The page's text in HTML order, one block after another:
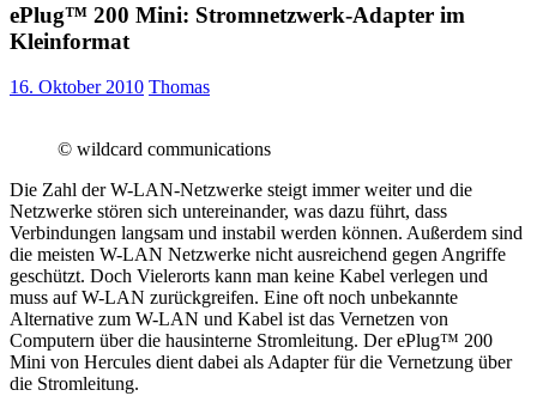
ePlug™ 200 Mini: Stromnetzwerk-Adapter im
Kleinformat
16. Oktober 2010 Thomas
© wildcard communications
Die Zahl der W-LAN-Netzwerke steigt immer weiter und die
Netzwerke stören sich untereinander, was dazu führt, dass
Verbindungen langsam und instabil werden können. Außerdem sind
die meisten W-LAN Netzwerke nicht ausreichend gegen Angriffe
geschützt. Doch Vielerorts kann man keine Kabel verlegen und
muss auf W-LAN zurückgreifen. Eine oft noch unbekannte
Alternative zum W-LAN und Kabel ist das Vernetzen von
Computern über die hausinterne Stromleitung. Der ePlug™ 200
Mini von Hercules dient dabei als Adapter für die Vernetzung über
die Stromleitung.